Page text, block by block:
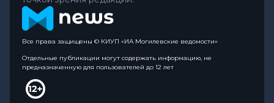
Все права защищены © КИУП «ИА Могилевские ведомости»
Отдельные публикации могут содержать информацию, не
предназначенную для пользователей до 12 лет